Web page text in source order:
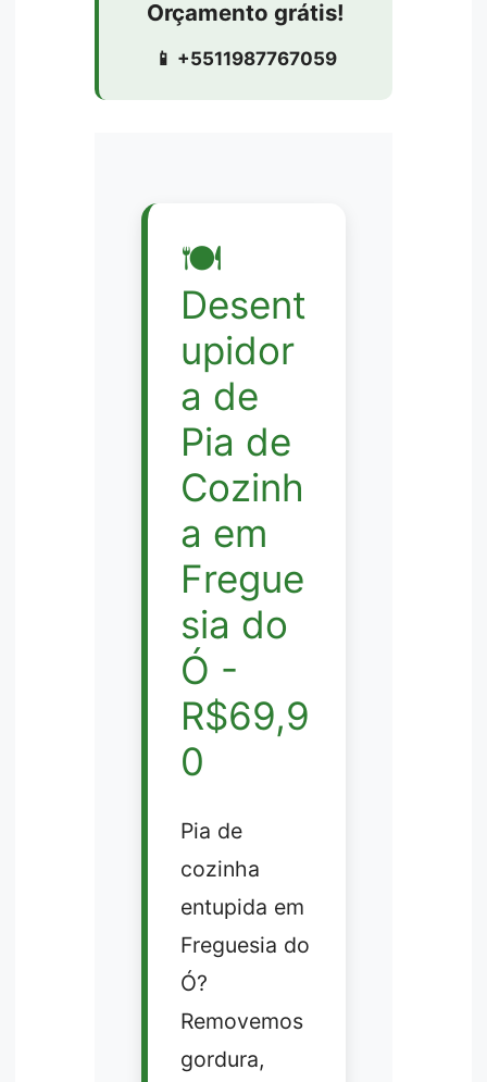
Orçamento grátis!
📱 +5511987767059
🍽️
Desent
upidor
a de
Pia de
Cozinh
a em
Fregue
sia do
Ó -
R$69,9
0
Pia de
cozinha
entupida em
Freguesia do
Ó?
Removemos
gordura,